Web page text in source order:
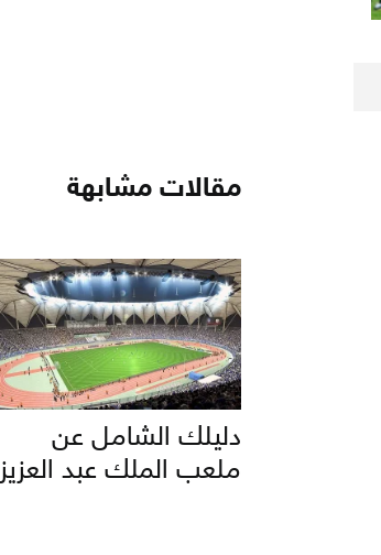
مقالات مشابهة
دليلك الشامل عن
ملعب الملك عبد العزيز